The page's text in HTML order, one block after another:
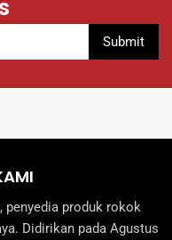
penyedia produk rokok
Didirikan pada Agustus